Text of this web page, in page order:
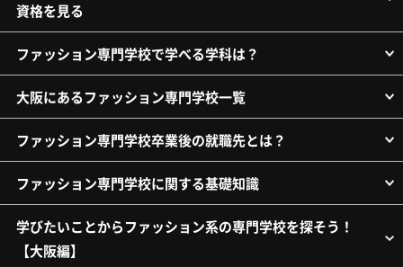
資格を見る
ファッション専門学校で学べる学科は？
大阪にあるファッション専門学校一覧
ファッション専門学校卒業後の就職先とは？
ファッション専門学校に関する基礎知識
学びたいことからファッション系の専門学校を探そう！
【大阪編】